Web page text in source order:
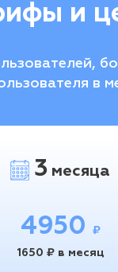
и
в
3 месяца
4950
₽
1650 ₽ в месяц